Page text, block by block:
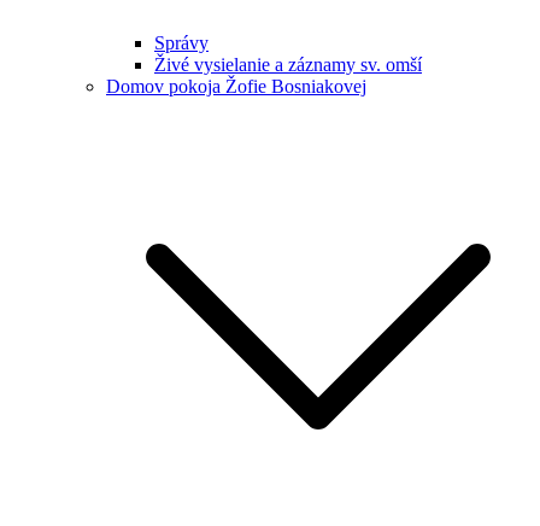
Správy
Živé vysielanie a záznamy sv. omší
Domov pokoja Žofie Bosniakovej